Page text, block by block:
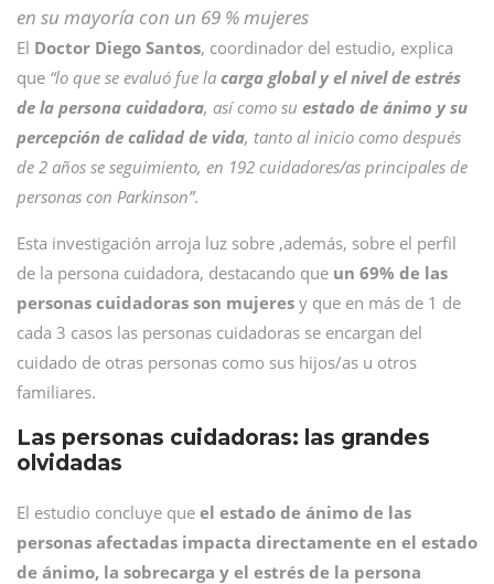
en su mayoría con un 69 % mujeres
El Doctor Diego Santos, coordinador del estudio, explica
que “lo que se evaluó fue la carga global y el nivel de estrés
de la persona cuidadora, así como su estado de ánimo y su
percepción de calidad de vida, tanto al inicio como después
de 2 años se seguimiento, en 192 cuidadores/as principales de
personas con Parkinson”.
Esta investigación arroja luz sobre ,además, sobre el perfil
de la persona cuidadora, destacando que un 69% de las
personas cuidadoras son mujeres y que en más de 1 de
cada 3 casos las personas cuidadoras se encargan del
cuidado de otras personas como sus hijos/as u otros
familiares.
Las personas cuidadoras: las grandes
olvidadas
El estudio concluye que el estado de ánimo de las
personas afectadas impacta directamente en el estado
de ánimo, la sobrecarga y el estrés de la persona